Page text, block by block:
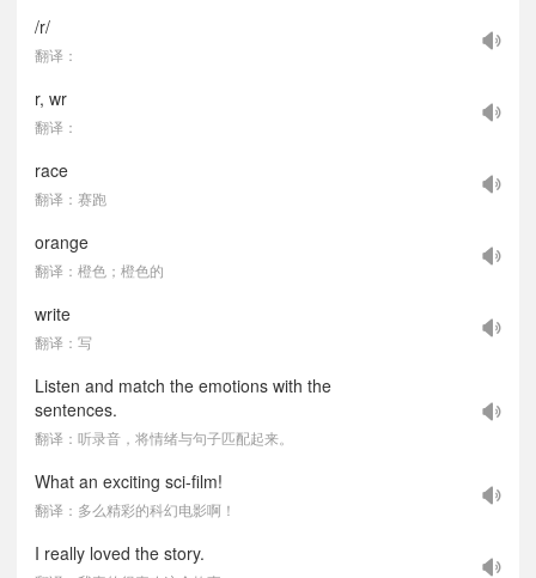
/r/
翻译：
r, wr
翻译：
race
翻译：赛跑
orange
翻译：橙色；橙色的
write
翻译：写
Listen and match the emotions with the
sentences.
翻译：听录音，将情绪与句子匹配起来。
What an exciting sci-film!
翻译：多么精彩的科幻电影啊！
I really loved the story.